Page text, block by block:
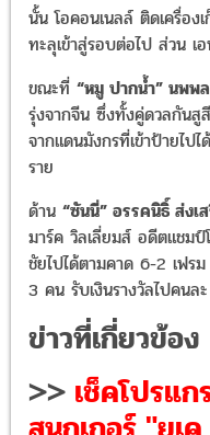
นั้น โอคอนเนลล์ ติดเครื่อง
ทะลุเข้าสู่รอบต่อไป ส่วน เ
ขณะที่ “หมู ปากน้ำ” นพพ
รุ่งจากจีน ซึ่งทั้งคู่ดวลกันสู
จากแดนมังกรที่เข้าป้ายไป
ราย
ด้าน “ซันนี่” อรรคนิธิ์ ส่งเ
มาร์ค วิลเลี่ยมส์ อดีตแชม
ชัยไปได้ตามคาด 6-2 เฟ
3 คน รับเงินรางวัลไปคน
ข่าวที่เกี่ยวข้อง
>> เช็คโปรแ